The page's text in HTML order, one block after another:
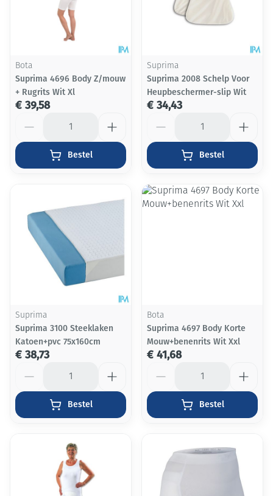
Bota
Suprima 4696 Body Z/mouw
+ Rugrits Wit Xl
€ 39,58
Bestel
Suprima
Suprima 2008 Schelp Voor
Heupbeschermer-slip Wit
€ 34,43
Bestel
Suprima
Suprima 3100 Steeklaken
Katoen+pvc 75x160cm
€ 38,73
Bestel
Bota
Suprima 4697 Body Korte
Mouw+benenrits Wit Xxl
€ 41,68
Bestel